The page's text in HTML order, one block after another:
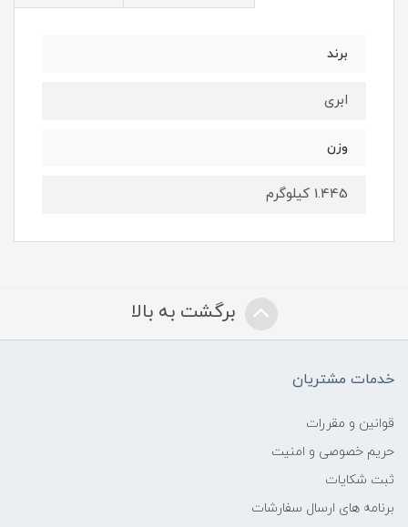
برند
ابری
وزن
1.445 کیلوگرم
برگشت به بالا
خدمات مشتریان
قوانین و مقررات
حریم خصوصی و امنیت
ثبت شکایات
برنامه های ارسال سفارشات